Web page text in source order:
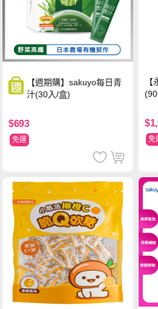
【週期購】sakuyo每日青
汁(30入/盒)
$693
免運 免